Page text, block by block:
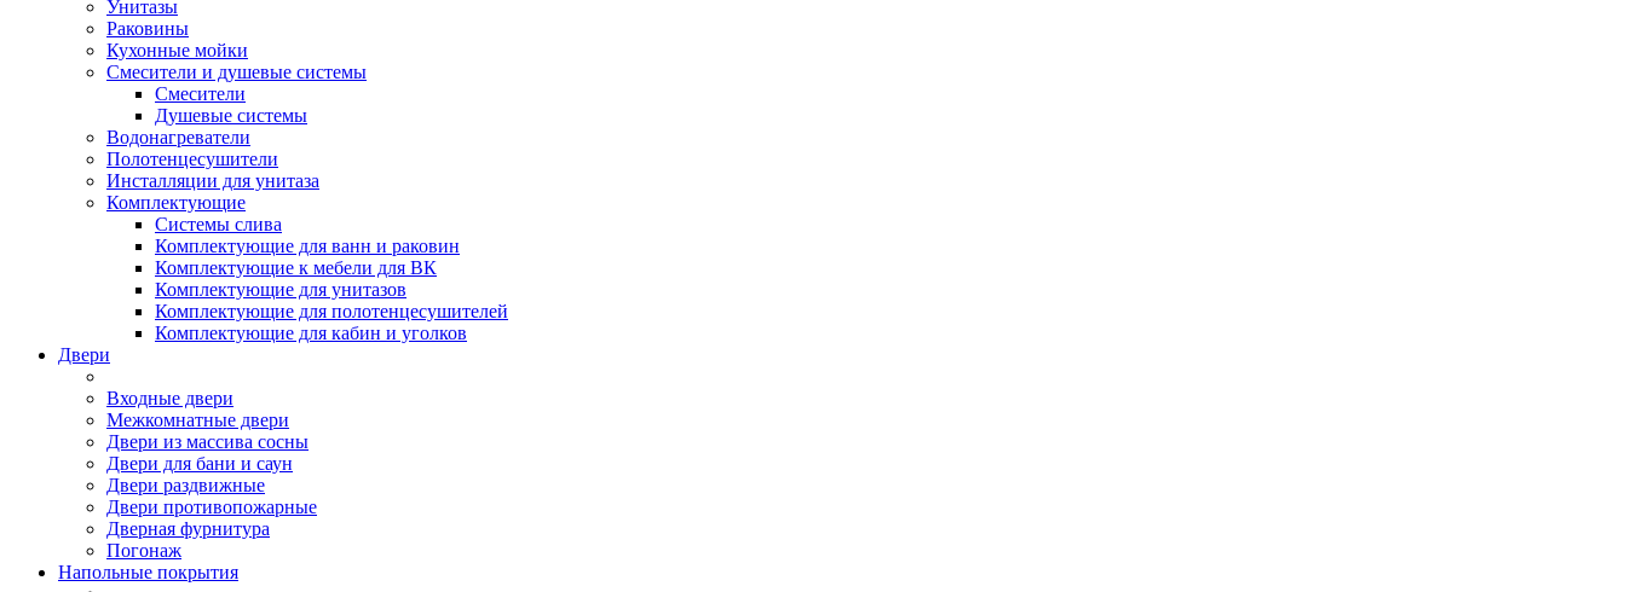
Унитазы
Раковины
Кухонные мойки
Смесители и душевые системы
Смесители
Душевые системы
Водонагреватели
Полотенцесушители
Инсталляции для унитаза
Комплектующие
Системы слива
Комплектующие для ванн и раковин
Комплектующие к мебели для ВК
Комплектующие для унитазов
Комплектующие для полотенцесушителей
Комплектующие для кабин и уголков
Двери
Входные двери
Межкомнатные двери
Двери из массива сосны
Двери для бани и саун
Двери раздвижные
Двери противопожарные
Дверная фурнитура
Погонаж
Напольные покрытия